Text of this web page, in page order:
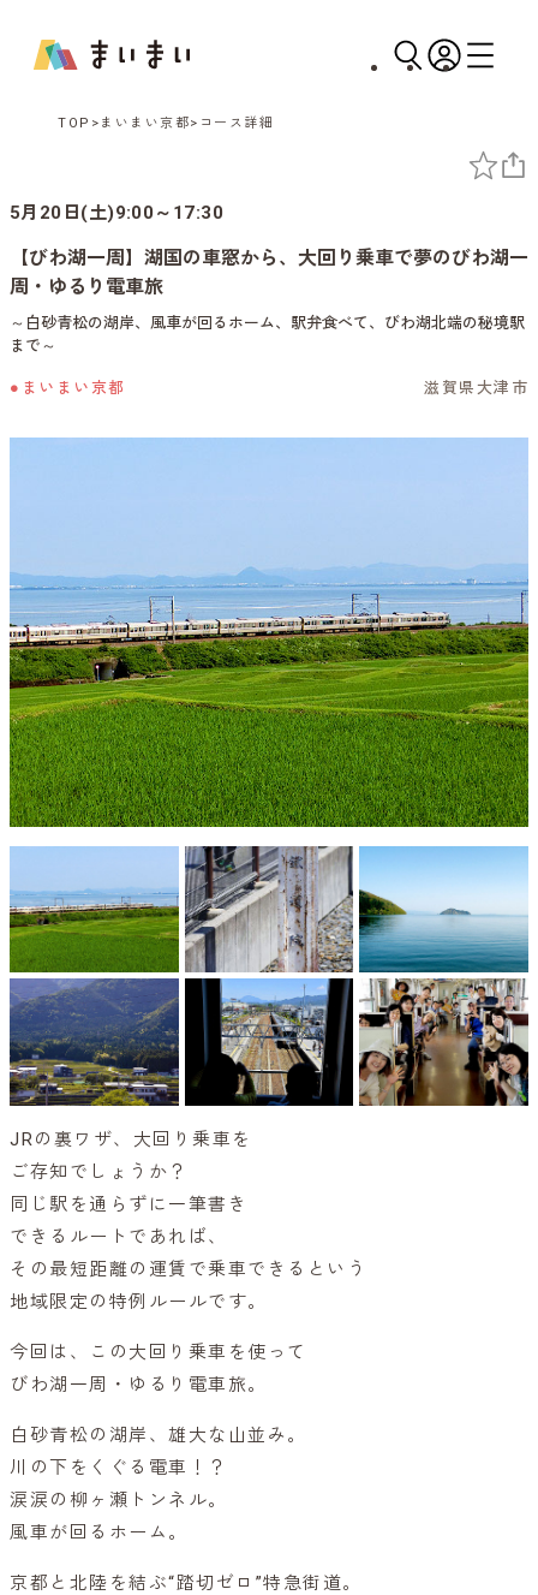
TOP まいまい京都 コース詳細
5月20日(土)9:00～17:30
【びわ湖一周】湖国の車窓から、大回り乗車で夢のびわ湖一
周・ゆるり電車旅
～白砂青松の湖岸、風車が回るホーム、駅弁食べて、びわ湖北端の秘境駅
まで～
●まいまい京都 滋賀県大津市
JRの裏ワザ、大回り乗車を
ご存知でしょうか？
同じ駅を通らずに一筆書き
できるルートであれば、
その最短距離の運賃で乗車できるという
地域限定の特例ルールです。
今回は、この大回り乗車を使って
びわ湖一周・ゆるり電車旅。
白砂青松の湖岸、雄大な山並み。
川の下をくぐる電車！？
涙涙の柳ヶ瀬トンネル。
風車が回るホーム。
京都と北陸を結ぶ“踏切ゼロ”特急街道。